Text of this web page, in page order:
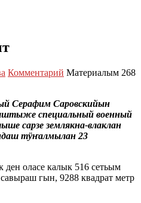
Комментарий Материалым 268
Серафим Саровскийын
специальный военный
сарзе землякна-влаклан
тӱҥалмылан 23
оласе калык 516 сетьым
гын, 9288 квадрат метр